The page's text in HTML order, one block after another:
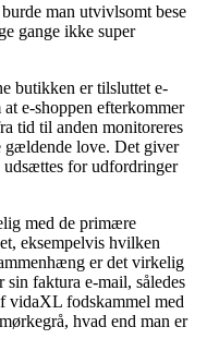
man utvivlsomt bese
gange ikke super
butikken er tilsluttet e-
e-shoppen efterkommer
tid til anden monitoreres
gældende love. Det giver
for udfordringer
med de primære
eksempelvis hvilken
er det virkelig
faktura e-mail, således
vidaXL fodskammel med
hvad end man er